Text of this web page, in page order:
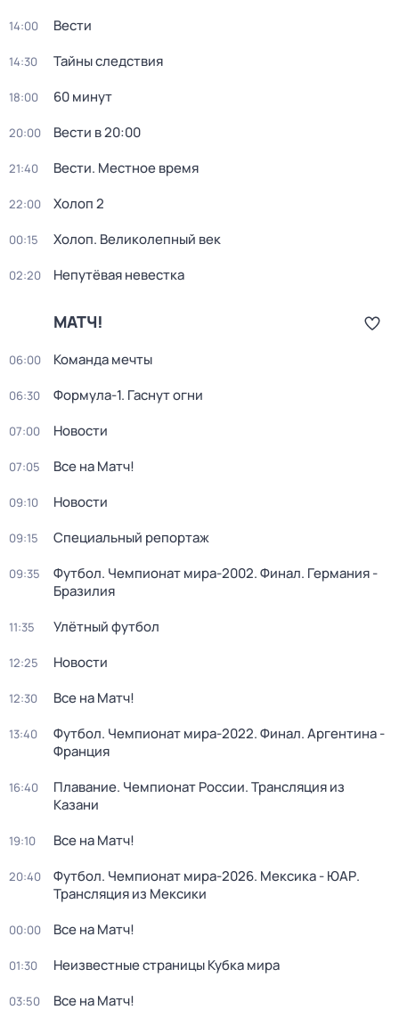
14:00 Вести
14:30 Тайны следствия
18:00 60 минут
20:00 Вести в 20:00
21:40 Вести. Местное время
22:00 Холоп 2
00:15 Холоп. Великолепный век
02:20 Непутёвая невестка
МАТЧ!
06:00 Команда мечты
06:30 Формула-1. Гаснут огни
07:00 Новости
07:05 Все на Матч!
09:10 Новости
09:15 Специальный репортаж
09:35
Футбол. Чемпионат мира-2002. Финал. Германия -
Бразилия
11:35 Улётный футбол
12:25 Новости
12:30 Все на Матч!
13:40
Футбол. Чемпионат мира-2022. Финал. Аргентина -
Франция
16:40
Плавание. Чемпионат России. Трансляция из
Казани
19:10 Все на Матч!
20:40
Футбол. Чемпионат мира-2026. Мексика - ЮАР.
Трансляция из Мексики
00:00 Все на Матч!
01:30 Неизвестные страницы Кубка мира
03:50 Все на Матч!